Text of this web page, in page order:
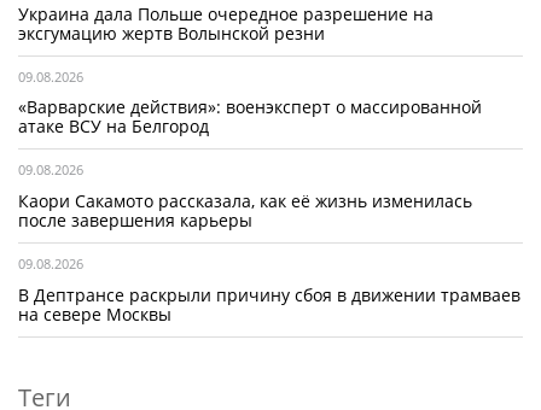
Украина дала Польше очередное разрешение на
эксгумацию жертв Волынской резни
09.08.2026
«Варварские действия»: военэксперт о массированной
атаке ВСУ на Белгород
09.08.2026
Каори Сакамото рассказала, как её жизнь изменилась
после завершения карьеры
09.08.2026
В Дептрансе раскрыли причину сбоя в движении трамваев
на севере Москвы
Теги